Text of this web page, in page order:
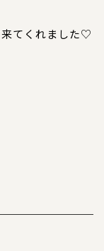
てくれました♡